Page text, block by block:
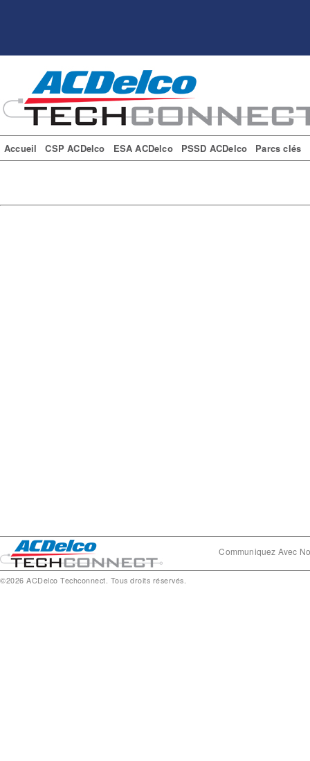
Accueil CSP ACDelco ESA ACDelco PSSD ACDelco Parcs clés
Communiquez Avec
©2026 ACDelco Techconnect. Tous droits réservés.